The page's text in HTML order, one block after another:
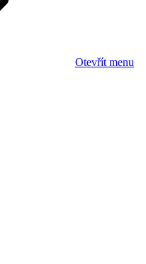
Otevřít menu